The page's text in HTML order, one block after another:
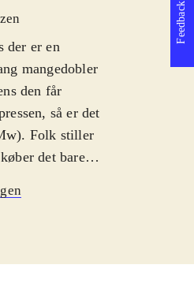
der er en
mangedobler
den får
så er det
Folk stiller
det bare
at
serien. Som
Feedback